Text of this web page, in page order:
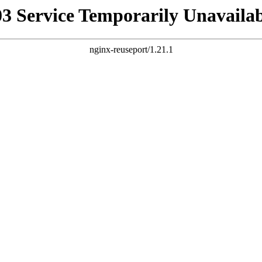
Service Temporarily
nginx-reuseport/1.21.1